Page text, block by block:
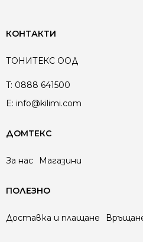
КОНТАКТИ
ТОНИТЕКС ООД
T: 0888 641500
E: info@kilimi.com
ДОМТЕКС
За нас Магазини
ПОЛЕЗНО
Доставка и плащане